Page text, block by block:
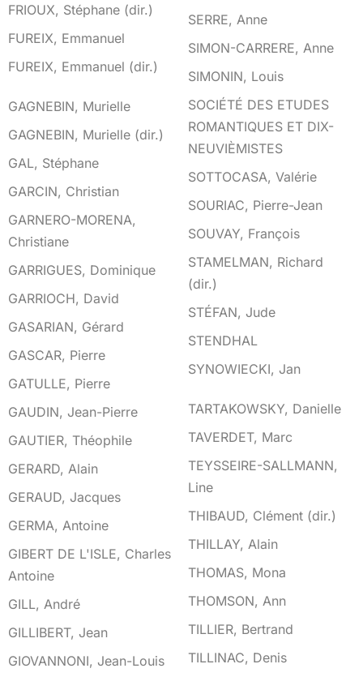
FRIOUX, Stéphane (dir.)
FUREIX, Emmanuel
FUREIX, Emmanuel (dir.)
G
GAGNEBIN, Murielle
GAGNEBIN, Murielle (dir.)
GAL, Stéphane
GARCIN, Christian
GARNERO-MORENA,
Christiane
GARRIGUES, Dominique
GARRIOCH, David
GASARIAN, Gérard
GASCAR, Pierre
GATULLE, Pierre
GAUDIN, Jean-Pierre
GAUTIER, Théophile
GERARD, Alain
GERAUD, Jacques
GERMA, Antoine
GIBERT DE L'ISLE, Charles
Antoine
GILL, André
GILLIBERT, Jean
GIOVANNONI, Jean-Louis
SERRE, Anne
SIMON-CARRERE, Anne
SIMONIN, Louis
SOCIÉTÉ DES ETUDES
ROMANTIQUES ET DIX-
NEUVIÈMISTES
SOTTOCASA, Valérie
SOURIAC, Pierre-Jean
SOUVAY, François
STAMELMAN, Richard
(dir.)
STÉFAN, Jude
STENDHAL
SYNOWIECKI, Jan
T
TARTAKOWSKY, Danielle
TAVERDET, Marc
TEYSSEIRE-SALLMANN,
Line
THIBAUD, Clément (dir.)
THILLAY, Alain
THOMAS, Mona
THOMSON, Ann
TILLIER, Bertrand
TILLINAC, Denis